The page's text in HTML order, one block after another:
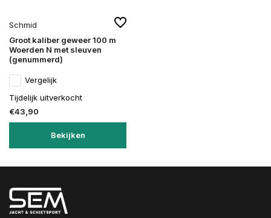
Schmid
Groot kaliber geweer 100 m
Woerden N met sleuven
(genummerd)
Vergelijk
Tijdelijk uitverkocht
€43,90
Bekijken